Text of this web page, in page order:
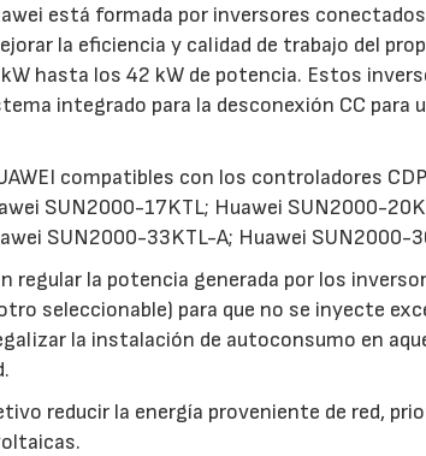
está formada por inversores
la eficiencia y calidad de trabajo del
hasta los 42 kW de potencia. Estos
integrado para la desconexión CC
compatibles con los controladores
SUN2000-17KTL; Huawei SUN2000-
SUN2000-33KTL-A; Huawei SUN2000-
regular la potencia generada por los
seleccionable) para que no se inyecte
la instalación de autoconsumo en
reducir la energía proveniente de red,